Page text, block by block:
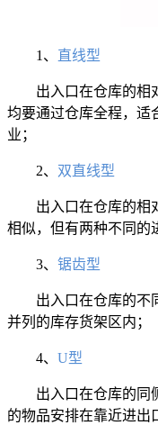
1、 直线型
出入口在仓库的相
均要通过仓库全程，适
业；
2、 双直线型
出入口在仓库的相
相似，但有两种不同的
3、 锯齿型
出入口在仓库的不
并列的库存货架区内；
4、 U型
出入口在仓库的同
的物品安排在靠近进出